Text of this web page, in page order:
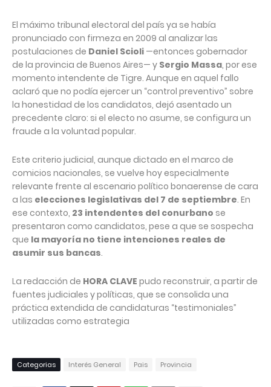
El máximo tribunal electoral del país ya se había
pronunciado con firmeza en 2009 al analizar las
postulaciones de Daniel Scioli —entonces gobernador
de la provincia de Buenos Aires— y Sergio Massa, por ese
momento intendente de Tigre. Aunque en aquel fallo
aclaró que no podía ejercer un “control preventivo” sobre
la honestidad de los candidatos, dejó asentado un
precedente claro: si el electo no asume, se configura un
fraude a la voluntad popular.
Este criterio judicial, aunque dictado en el marco de
comicios nacionales, se vuelve hoy especialmente
relevante frente al escenario político bonaerense de cara
a las elecciones legislativas del 7 de septiembre. En
ese contexto, 23 intendentes del conurbano se
presentaron como candidatos, pese a que se sospecha
que la mayoría no tiene intenciones reales de
asumir sus bancas.
La redacción de HORA CLAVE pudo reconstruir, a partir de
fuentes judiciales y políticas, que se consolida una
práctica extendida de candidaturas “testimoniales”
utilizadas como estrategia
Categorias Interés General Pais Provincia